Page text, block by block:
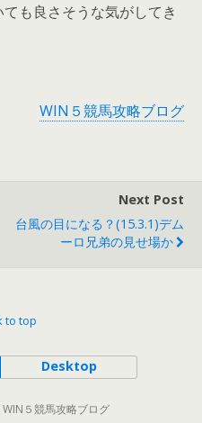
も良さそうな気がしてき
WIN５競馬攻略ブログ
Next Post
台風の目になる？(15.3.1)デム
ーロ兄弟の見せ場か
to top
Desktop
５競馬攻略ブログ